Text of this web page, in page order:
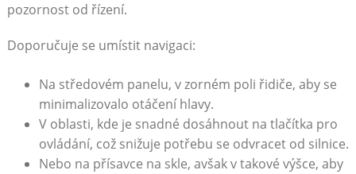
pozornost od řízení.
Doporučuje se umístit navigaci:
Na středovém panelu, v zorném poli řidiče, aby se
minimalizovalo otáčení hlavy.
V oblasti, kde je ‍snadné dosáhnout na tlačítka⁤ pro
ovládání, což snižuje potřebu se odvracet od silnice.
Nebo na přísavce na skle,‌ avšak v takové výšce, aby